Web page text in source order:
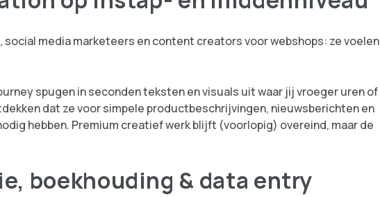
media marketeers en content creators voor webshops: ze voelen
spugen in seconden teksten en visuals uit waar jij vroeger uren of
dat ze voor simpele productbeschrijvingen, nieuwsberichten en
hebben. Premium creatief werk blijft (voorlopig) overeind, maar de
boekhouding & data entry